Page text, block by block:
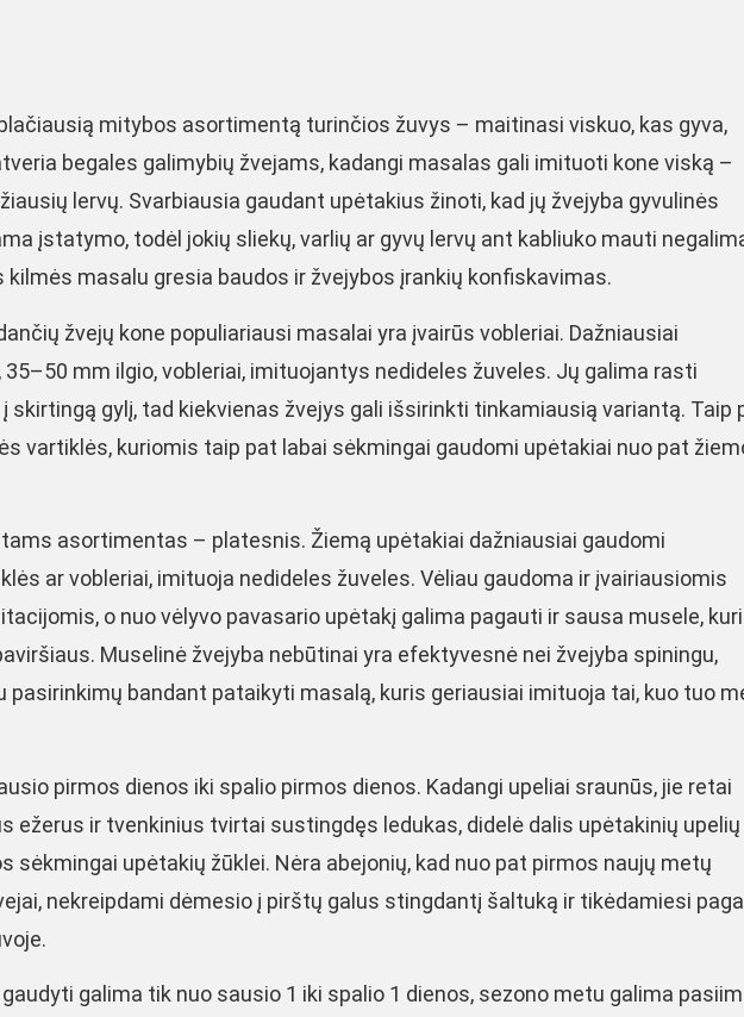
mitybos asortimentą turinčios žuvys – maitinasi viskuo, kas gyva,
begales galimybių žvejams, kadangi masalas gali imituoti kone viską –
lervų. Svarbiausia gaudant upėtakius žinoti, kad jų žvejyba gyvulinės
įstatymo, todėl jokių sliekų, varlių ar gyvų lervų ant kabliuko mauti
kilmės masalu gresia baudos ir žvejybos įrankių konfiskavimas.
žvejų kone populiariausi masalai yra įvairūs vobleriai. Dažniausiai
mm ilgio, vobleriai, imituojantys nedideles žuveles. Jų galima rasti
skirtingą gylį, tad kiekvienas žvejys gali išsirinkti tinkamiausią variantą. Taip
vartiklės, kuriomis taip pat labai sėkmingai gaudomi upėtakiai nuo pat
asortimentas – platesnis. Žiemą upėtakiai dažniausiai gaudomi
ar vobleriai, imituoja nedideles žuveles. Vėliau gaudoma ir įvairiausiomis
o nuo vėlyvo pavasario upėtakį galima pagauti ir sausa musele,
Muselinė žvejyba nebūtinai yra efektyvesnė nei žvejyba spiningu,
pasirinkimų bandant pataikyti masalą, kuris geriausiai imituoja tai, kuo tuo
pirmos dienos iki spalio pirmos dienos. Kadangi upeliai sraunūs, jie retai
ežerus ir tvenkinius tvirtai sustingdęs ledukas, didelė dalis upėtakinių upelių
sėkmingai upėtakių žūklei. Nėra abejonių, kad nuo pat pirmos naujų metų
nekreipdami dėmesio į pirštų galus stingdantį šaltuką ir tikėdamiesi
galima tik nuo sausio 1 iki spalio 1 dienos, sezono metu galima